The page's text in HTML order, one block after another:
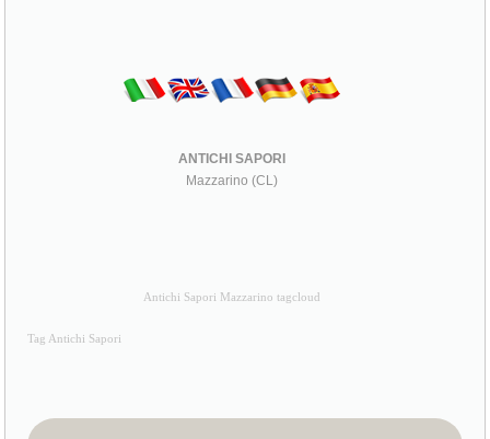
ANTICHI SAPORI
Mazzarino (CL)
Antichi Sapori Mazzarino tagcloud
Tag Antichi Sapori